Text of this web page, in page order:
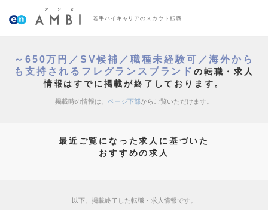
若手ハイキャリアのスカウト転職
～650万円／SV候補／職種未経験可／海外から
も支持されるフレグランスブランド の転職・求人
情報はすでに掲載が終了しております。
掲載時の情報は、 ページ下部からご覧いただけます。
最近ご覧になった求人に基づいた
おすすめの求人
以下、掲載終了した転職・求人情報です。